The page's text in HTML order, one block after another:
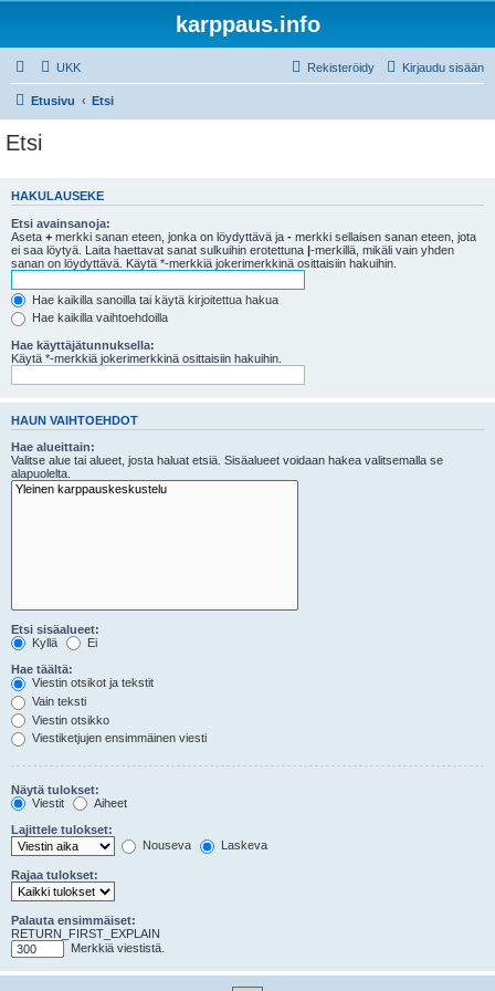
karppaus.info
UKK Kirjaudu sisään
Rekisteröidy
Etusivu Etsi
Etsi
HAKULAUSEKE
Etsi avainsanoja:
Aseta + merkki sanan eteen, jonka on löydyttävä ja - merkki sellaisen sanan eteen, jota
ei saa löytyä. Laita haettavat sanat sulkuihin erotettuna |-merkillä, mikäli vain yhden
sanan on löydyttävä. Käytä *-merkkiä jokerimerkkinä osittaisiin hakuihin.
Hae kaikilla sanoilla tai käytä kirjoitettua hakua
Hae kaikilla vaihtoehdoilla
Hae käyttäjätunnuksella:
Käytä *-merkkiä jokerimerkkinä osittaisiin hakuihin.
HAUN VAIHTOEHDOT
Hae alueittain:
Valitse alue tai alueet, josta haluat etsiä. Sisäalueet voidaan hakea valitsemalla se
alapuolelta.
Etsi sisäalueet:
Kyllä
Ei
Hae täältä:
Viestin otsikot ja tekstit
Vain teksti
Viestin otsikko
Viestiketjujen ensimmäinen viesti
Näytä tulokset:
Viestit
Aiheet
Lajittele tulokset:
Nouseva
Laskeva
Rajaa tulokset:
Palauta ensimmäiset:
RETURN_FIRST_EXPLAIN
Merkkiä viestistä.